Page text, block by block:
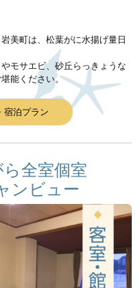
美町は、松葉がに水揚げ量日
モサエビ、砂丘らっきょうな
能ください。
宿泊プラン
全室個室
ンビュー